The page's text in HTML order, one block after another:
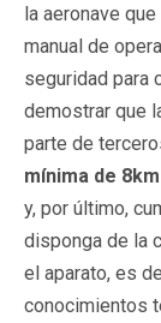
la aeronave
manual de
seguridad para
demostrar que
parte de
mínima de
y, por último,
disponga de la
el aparato, es
conocimientos